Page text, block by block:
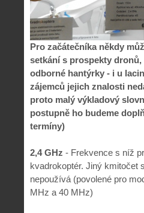
Pro začátečníka někdy
setkání s prospekty
odborné hantýrky - i u
zájemců jejich znalosti
proto malý výkladový
postupně ho budeme
termíny)
2,4 GHz - Frekvence s níž
kvadrokoptér. Jiný kmitočet
nepoužívá (povolené pro
MHz a 40 MHz)